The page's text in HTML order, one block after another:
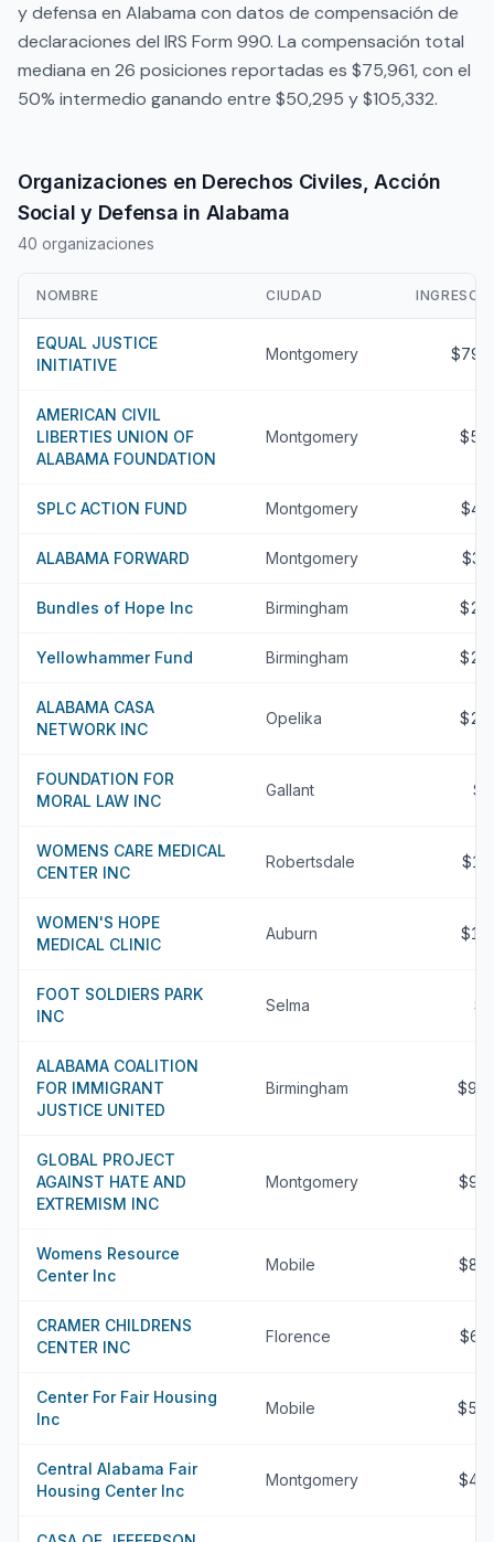
y defensa en Alabama con datos de compensación de
declaraciones del IRS Form 990. La compensación total
mediana en 26 posiciones reportadas es $75,961, con el
50% intermedio ganando entre $50,295 y $105,332.
Organizaciones en Derechos Civiles, Acción
Social y Defensa in Alabama
40 organizaciones
NOMBRE CIUDAD INGRESOS
EQUAL JUSTICE
INITIATIVE
Montgomery
AMERICAN CIVIL
LIBERTIES UNION OF
ALABAMA FOUNDATION
Montgomery
SPLC ACTION FUND Montgomery
ALABAMA FORWARD Montgomery
Bundles of Hope Inc Birmingham
Yellowhammer Fund Birmingham
ALABAMA CASA
NETWORK INC
Opelika
FOUNDATION FOR
MORAL LAW INC
Gallant
WOMENS CARE MEDICAL
CENTER INC
Robertsdale
WOMEN'S HOPE
MEDICAL CLINIC
Auburn
FOOT SOLDIERS PARK
INC
Selma
ALABAMA COALITION
FOR IMMIGRANT
JUSTICE UNITED
Birmingham
GLOBAL PROJECT
AGAINST HATE AND
EXTREMISM INC
Montgomery
Womens Resource
Center Inc
Mobile
CRAMER CHILDRENS
CENTER INC
Florence
Center For Fair Housing
Inc
Mobile
Central Alabama Fair
Housing Center Inc
Montgomery